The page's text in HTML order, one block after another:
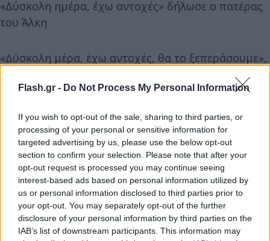
Flash.gr - Do Not Process My Personal Information
If you wish to opt-out of the sale, sharing to third parties, or
processing of your personal or sensitive information for
targeted advertising by us, please use the below opt-out
section to confirm your selection. Please note that after your
opt-out request is processed you may continue seeing
interest-based ads based on personal information utilized by
us or personal information disclosed to third parties prior to
your opt-out. You may separately opt-out of the further
disclosure of your personal information by third parties on the
IAB’s list of downstream participants. This information may
«Δύσκολη ημέρα, έχω αντοχές» δήλωσε ο πατέρας
του Άλκη
«Δύσκολη μέρα, έχω αντοχές, θα το ξεπεράσουμε»,
ψέλλισε ο πατέρας του Άλκη Καμπανού την ώρα
που ανέβαινε τα σκαλιά του Δικαστικού Μεγάρου
να μιλήσει. Οι γονείς του αδικοχαμένου 19χρονου
πιστεύουν ότι οι κατηγορούμενοι μπορεί να
αφεθούν ελεύθεροι λόγω του 18μηνου.
https://www.youtube.com/watch?